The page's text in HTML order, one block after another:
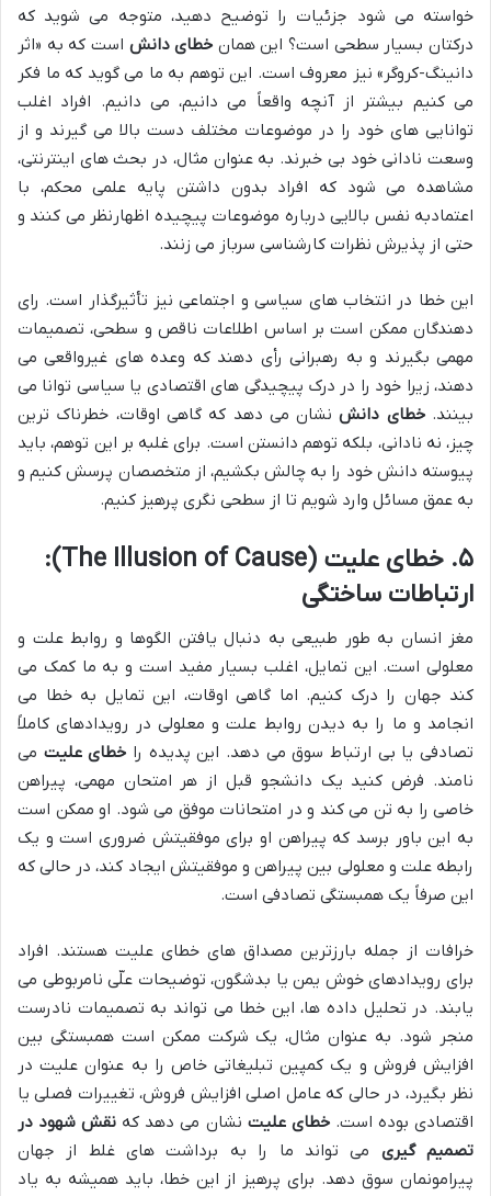
خواسته می شود جزئیات را توضیح دهید، متوجه می شوید که
درکتان بسیار سطحی است؟ این همان خطای دانش است که به «اثر
دانینگ-کروگر» نیز معروف است. این توهم به ما می گوید که ما فکر
می کنیم بیشتر از آنچه واقعاً می دانیم، می دانیم. افراد اغلب
توانایی های خود را در موضوعات مختلف دست بالا می گیرند و از
وسعت نادانی خود بی خبرند. به عنوان مثال، در بحث های اینترنتی،
مشاهده می شود که افراد بدون داشتن پایه علمی محکم، با
اعتمادبه نفس بالایی درباره موضوعات پیچیده اظهارنظر می کنند و
حتی از پذیرش نظرات کارشناسی سرباز می زنند.
این خطا در انتخاب های سیاسی و اجتماعی نیز تأثیرگذار است. رای
دهندگان ممکن است بر اساس اطلاعات ناقص و سطحی، تصمیمات
مهمی بگیرند و به رهبرانی رأی دهند که وعده های غیرواقعی می
دهند، زیرا خود را در درک پیچیدگی های اقتصادی یا سیاسی توانا می
بینند.خطای دانشنشان می دهد که گاهی اوقات، خطرناک ترین
چیز، نه نادانی، بلکه توهم دانستن است. برای غلبه بر این توهم، باید
پیوسته دانش خود را به چالش بکشیم، از متخصصان پرسش کنیم و
به عمق مسائل وارد شویم تا از سطحی نگری پرهیز کنیم.
۵. خطای علیت (The Illusion of Cause):
ارتباطات ساختگی
مغز انسان به طور طبیعی به دنبال یافتن الگوها و روابط علت و
معلولی است. این تمایل، اغلب بسیار مفید است و به ما کمک می
کند جهان را درک کنیم. اما گاهی اوقات، این تمایل به خطا می
انجامد و ما را به دیدن روابط علت و معلولی در رویدادهای کاملاً
تصادفی یا بی ارتباط سوق می دهد. این پدیده را خطای علیت می
نامند. فرض کنید یک دانشجو قبل از هر امتحان مهمی، پیراهن
خاصی را به تن می کند و در امتحانات موفق می شود. او ممکن است
به این باور برسد که پیراهن او برای موفقیتش ضروری است و یک
رابطه علت و معلولی بین پیراهن و موفقیتش ایجاد کند، در حالی که
این صرفاً یک همبستگی تصادفی است.
خرافات از جمله بارزترین مصداق های خطای علیت هستند. افراد
برای رویدادهای خوش یمن یا بدشگون، توضیحات علّی نامربوطی می
یابند. در تحلیل داده ها، این خطا می تواند به تصمیمات نادرست
منجر شود. به عنوان مثال، یک شرکت ممکن است همبستگی بین
افزایش فروش و یک کمپین تبلیغاتی خاص را به عنوان علیت در
نظر بگیرد، در حالی که عامل اصلی افزایش فروش، تغییرات فصلی یا
اقتصادی بوده است.خطای علیت نشان می دهد که نقش شهود در
تصمیم گیری می تواند ما را به برداشت های غلط از جهان
پیرامونمان سوق دهد. برای پرهیز از این خطا، باید همیشه به یاد